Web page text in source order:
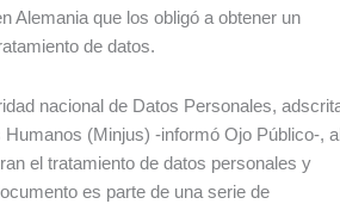
Alemania que los obligó a obtener un
de datos.
nacional de Datos Personales,
(Minjus) -informó Ojo Público-,
el tratamiento de datos personales y
es parte de una serie de